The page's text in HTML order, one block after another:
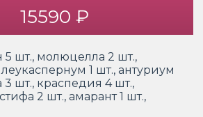
15590 ₽
5 шт., молюцелла 2 шт.,
леукаспернум 1 шт., антуриум
3 шт., краспедия 4 шт.,
2 шт., амарант 1 шт.,